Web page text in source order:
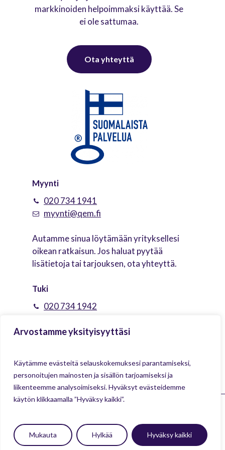
Arvostamme yksityisyyttäsi
Käytämme evästeitä selauskokemuksesi parantamiseksi,
personoitujen mainosten ja sisällön tarjoamiseksi ja
liikenteemme analysoimiseksi. Hyväksyt evästeidemme
käytön klikkaamalla ”Hyväksy kaikki”.
Mukauta Hylkää Hyväksy kaikki
markkinoiden helpoimmaksi käyttää. Se
ei ole sattumaa.
Ota yhteyttä
Myynti
020 734 1941
myynti@qem.fi
Autamme sinua löytämään yrityksellesi
oikean ratkaisun. Jos haluat pyytää
lisätietoja tai tarjouksen, ota yhteyttä.
Tuki
020 734 1942
kysymyksiisi.
Infonäytöt
Asiakasrekisteriseloste